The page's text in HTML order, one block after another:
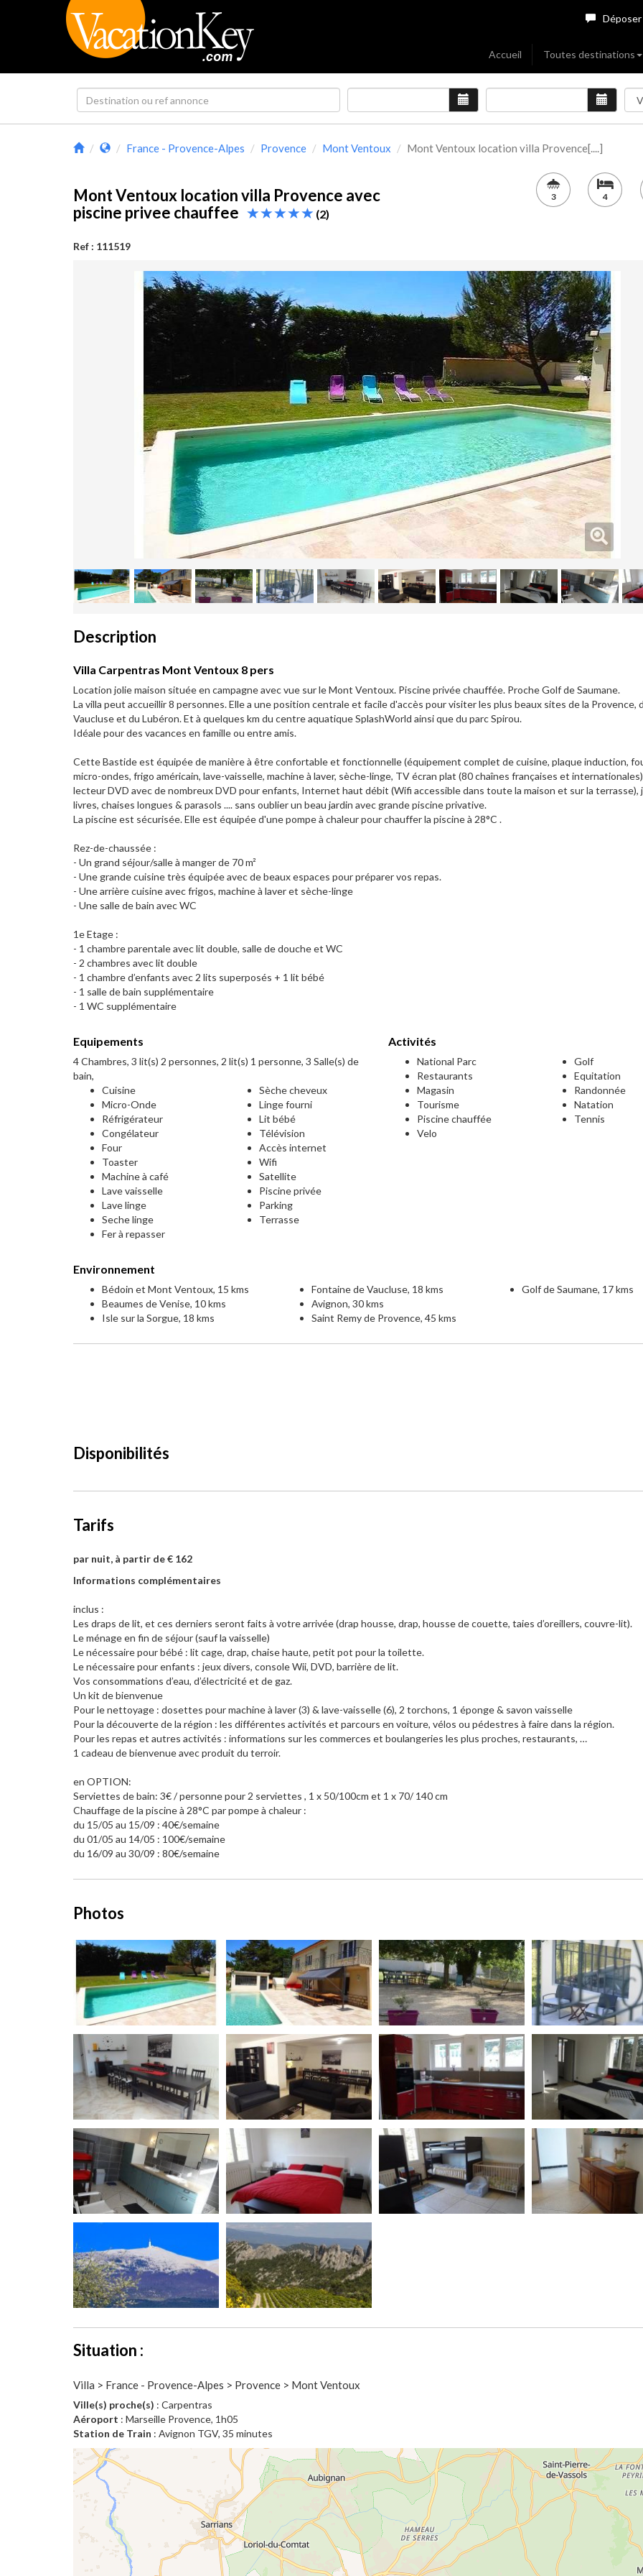
Accueil Toutes destinations
France - Provence-Alpes Provence Mont Ventoux Mont Ventoux location villa Provence[....]
Mont Ventoux location villa Provence avec
piscine privee chauffee
(2)
Ref : 111519
3 4
Description
Villa Carpentras Mont Ventoux 8 pers
Location jolie maison située en campagne avec vue sur le Mont Ventoux. Piscine privée chauffée. Proche Golf de Saumane.
La villa peut accueillir 8 personnes. Elle a une position centrale et facile d'accès pour visiter les plus beaux sites de la Provence,
Vaucluse et du Lubéron. Et à quelques km du centre aquatique SplashWorld ainsi que du parc Spirou.
Idéale pour des vacances en famille ou entre amis.
Cette Bastide est équipée de manière à être confortable et fonctionnelle (équipement complet de cuisine, plaque induction,
micro-ondes, frigo américain, lave-vaisselle, machine à laver, sèche-linge, TV écran plat (80 chaînes françaises et
lecteur DVD avec de nombreux DVD pour enfants, Internet haut débit (Wifi accessible dans toute la maison et sur la terrasse),
livres, chaises longues & parasols .... sans oublier un beau jardin avec grande piscine privative.
La piscine est sécurisée. Elle est équipée d'une pompe à chaleur pour chauffer la piscine à 28°C .
Rez-de-chaussée :
- Un grand séjour/salle à manger de 70 m²
- Une grande cuisine très équipée avec de beaux espaces pour préparer vos repas.
- Une arrière cuisine avec frigos, machine à laver et sèche-linge
- Une salle de bain avec WC
1e Etage :
- 1 chambre parentale avec lit double, salle de douche et WC
- 2 chambres avec lit double
- 1 chambre d’enfants avec 2 lits superposés + 1 lit bébé
- 1 salle de bain supplémentaire
- 1 WC supplémentaire
Equipements
4 Chambres, 3 lit(s) 2 personnes, 2 lit(s) 1 personne, 3 Salle(s) de
bain,
Cuisine
Micro-Onde
Réfrigérateur
Congélateur
Four
Toaster
Machine à café
Lave vaisselle
Lave linge
Seche linge
Fer à repasser
Sèche cheveux
Linge fourni
Lit bébé
Télévision
Accès internet
Wifi
Satellite
Piscine privée
Parking
Terrasse
Activités
National Parc
Restaurants
Magasin
Tourisme
Piscine chauffée
Velo
Golf
Equitation
Randonnée
Natation
Tennis
Environnement
Bédoin et Mont Ventoux, 15 kms
Beaumes de Venise, 10 kms
Isle sur la Sorgue, 18 kms
Fontaine de Vaucluse, 18 kms
Avignon, 30 kms
Saint Remy de Provence, 45 kms
Golf de Saumane, 17 kms
Disponibilités
Tarifs
par nuit, à partir de € 162
Informations complémentaires
inclus :
Les draps de lit, et ces derniers seront faits à votre arrivée (drap housse, drap, housse de couette, taies d’oreillers, couvre-lit).
Le ménage en fin de séjour (sauf la vaisselle)
Le nécessaire pour bébé : lit cage, drap, chaise haute, petit pot pour la toilette.
Le nécessaire pour enfants : jeux divers, console Wii, DVD, barrière de lit.
Vos consommations d’eau, d’électricité et de gaz.
Un kit de bienvenue
Pour le nettoyage : dosettes pour machine à laver (3) & lave-vaisselle (6), 2 torchons, 1 éponge & savon vaisselle
Pour la découverte de la région : les différentes activités et parcours en voiture, vélos ou pédestres à faire dans la région.
Pour les repas et autres activités : informations sur les commerces et boulangeries les plus proches, restaurants, …
1 cadeau de bienvenue avec produit du terroir.
en OPTION:
Serviettes de bain: 3€ / personne pour 2 serviettes , 1 x 50/100cm et 1 x 70/ 140 cm
Chauffage de la piscine à 28°C par pompe à chaleur :
du 15/05 au 15/09 : 40€/semaine
du 01/05 au 14/05 : 100€/semaine
du 16/09 au 30/09 : 80€/semaine
Photos
Situation :
Villa > France - Provence-Alpes > Provence > Mont Ventoux
Ville(s) proche(s) : Carpentras
Aéroport : Marseille Provence, 1h05
Station de Train : Avignon TGV, 35 minutes